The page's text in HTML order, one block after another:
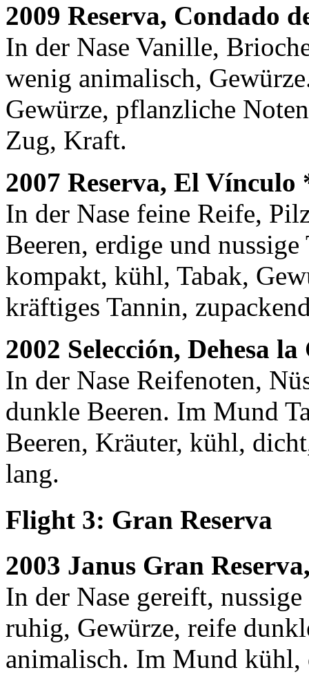
2009 Reserva, Condado
In der Nase Vanille,
wenig animalisch,
Gewürze, pflanzliche
Zug, Kraft.
2007 Reserva, El Vínculo
In der Nase feine Reife,
Beeren, erdige und
kompakt, kühl, Tabak,
kräftiges Tannin,
2002 Selección, Dehesa
In der Nase Reifenoten,
dunkle Beeren. Im Mund
Beeren, Kräuter, kühl,
lang.
Flight 3: Gran Reserva
2003 Janus Gran
In der Nase gereift,
ruhig, Gewürze, reife
animalisch. Im Mund